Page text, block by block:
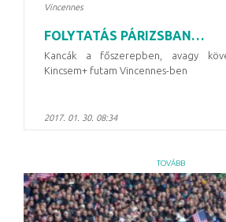
Vincennes
FOLYTATÁS PÁRIZSBAN…
Kancák a főszerepben, avagy
Kincsem+ futam Vincennes-ben
2017. 01. 30. 08:34
TOVÁBB